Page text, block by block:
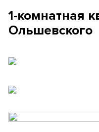
1-комнатная
Ольшевского